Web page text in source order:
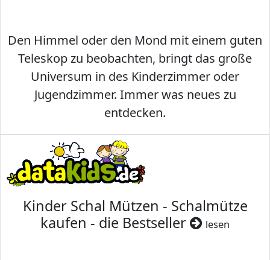
Den Himmel oder den Mond mit einem guten
Teleskop zu beobachten, bringt das große
Universum in des Kinderzimmer oder
Jugendzimmer. Immer was neues zu
entdecken.
Kinder Schal Mützen - Schalmütze
kaufen - die Bestseller
lesen